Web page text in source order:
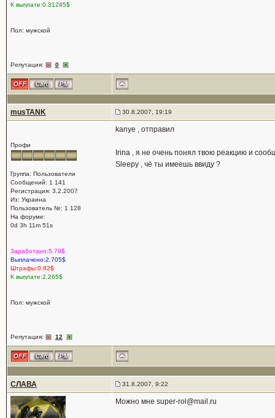
К выплате:0.31245$
Пол: мужской
Репутация: 0
musTANK 30.8.2007, 19:19
Профи
Группа: Пользователи
Сообщений: 1 141
Регистрация: 3.2.2007
Из: Украина
Пользователь №: 1 128
На форуме:
0d 3h 11m 51s
Заработано:5.79$
Выплачено:2.705$
Штрафы:0.82$
К выплате:2.265$
Пол: мужской
Репутация: 12
kanye , отправил
Irina , я не очень понял твою реакцию и
Sleepy , чё ты имеешь ввиду ?
СЛАВА 31.8.2007, 9:22
Можно мне super-rol@mail.ru